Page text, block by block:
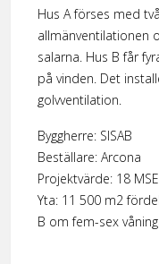
Hus A förses med
allmänventilationen
salarna. Hus B får
på vinden. Det
golvventilation.
Byggherre: SISAB
Beställare: Arcona
Projektvärde: 18
Yta: 11 500 m2
B om fem-sex